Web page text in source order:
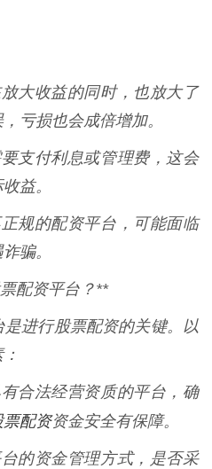
大收益的同时，也放大了
亏损也会成倍增加。
支付利息或管理费，这会
益。
规的配资平台，可能面临
骗。
配资平台？**
进行股票配资的关键。以
合法经营资质的平台，确
票配资资金安全有保障。
的资金管理方式，是否采